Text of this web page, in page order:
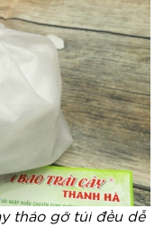
tháo gỡ túi đều dễ